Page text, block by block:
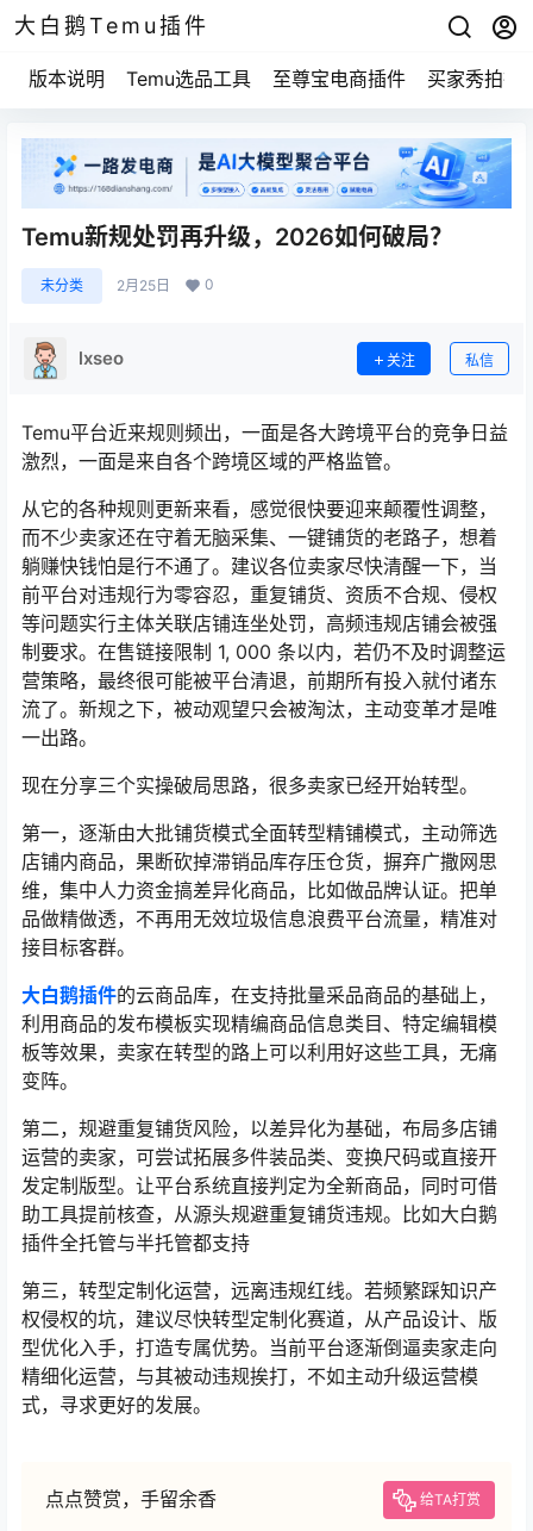
大白鹅Temu插件
版本说明 Temu选品工具 至尊宝电商插件 买家秀拍摄
Temu新规处罚再升级，2026如何破局？
未分类 2月25日 0
lxseo 关注 私信
Temu平台近来规则频出，一面是各大跨境平台的竞争日益
激烈，一面是来自各个跨境区域的严格监管。
从它的各种规则更新来看，感觉很快要迎来颠覆性调整，
而不少卖家还在守着无脑采集、一键铺货的老路子，想着
躺赚快钱怕是行不通了。建议各位卖家尽快清醒一下，当
前平台对违规行为零容忍，重复铺货、资质不合规、侵权
等问题实行主体关联店铺连坐处罚，高频违规店铺会被强
制要求。在售链接限制 1, 000 条以内，若仍不及时调整运
营策略，最终很可能被平台清退，前期所有投入就付诸东
流了。新规之下，被动观望只会被淘汰，主动变革才是唯
一出路。
现在分享三个实操破局思路，很多卖家已经开始转型。
第一，逐渐由大批铺货模式全面转型精铺模式，主动筛选
店铺内商品，果断砍掉滞销品库存压仓货，摒弃广撒网思
维，集中人力资金搞差异化商品，比如做品牌认证。把单
品做精做透，不再用无效垃圾信息浪费平台流量，精准对
接目标客群。
大白鹅插件的云商品库，在支持批量采品商品的基础上，
利用商品的发布模板实现精编商品信息类目、特定编辑模
板等效果，卖家在转型的路上可以利用好这些工具，无痛
变阵。
第二，规避重复铺货风险，以差异化为基础，布局多店铺
运营的卖家，可尝试拓展多件装品类、变换尺码或直接开
发定制版型。让平台系统直接判定为全新商品，同时可借
助工具提前核查，从源头规避重复铺货违规。比如大白鹅
插件全托管与半托管都支持
第三，转型定制化运营，远离违规红线。若频繁踩知识产
权侵权的坑，建议尽快转型定制化赛道，从产品设计、版
型优化入手，打造专属优势。当前平台逐渐倒逼卖家走向
精细化运营，与其被动违规挨打，不如主动升级运营模
式，寻求更好的发展。
点点赞赏，手留余香 给TA打赏